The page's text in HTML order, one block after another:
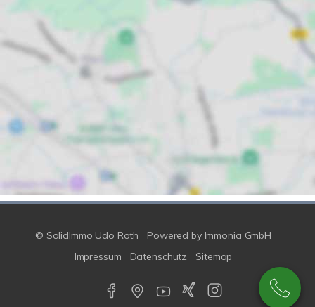
© SolidImmo Udo Roth Powered by Immonia GmbH
Impressum
Datenschutz Sitemap